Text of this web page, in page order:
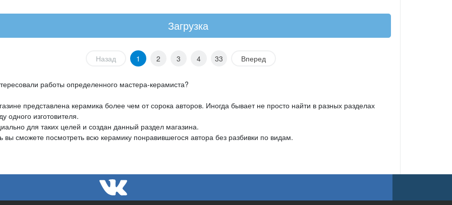
Загрузка
Назад 1 2 3 4 33 Вперед
работы определенного мастера-керамиста?
представлена керамика более чем от сорока авторов. Иногда бывает не просто найти в разных разделах
одного изготовителя.
для таких целей и создан данный раздел магазина.
вы сможете посмотреть всю керамику понравившегося автора без разбивки по видам.